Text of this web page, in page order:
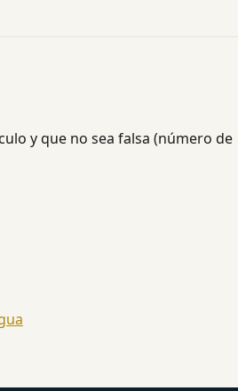
y que no sea falsa (número de